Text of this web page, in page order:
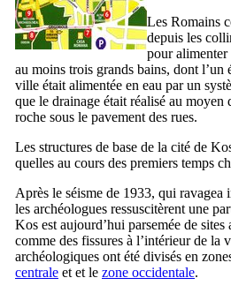
Les Romains
depuis les
pour
au moins trois grands bains, dont l’un
ville était alimentée en eau par un
que le drainage était réalisé au moyen
roche sous le pavement des rues.
Les structures de base de la cité de
quelles au cours des premiers temps
Après le séisme de 1933, qui ravagea
les archéologues ressuscitèrent une
Kos est aujourd’hui parsemée de
comme des fissures à l’intérieur de la
archéologiques ont été divisés en
centrale et et le zone occidentale.